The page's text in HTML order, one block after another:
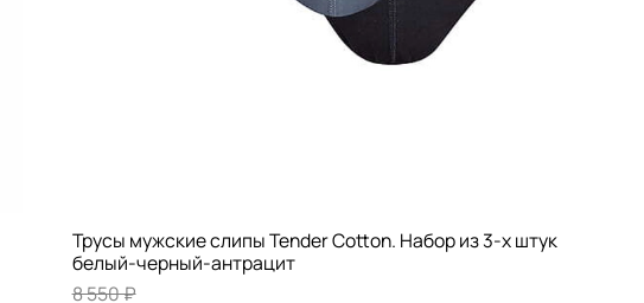
Трусы мужские слипы Tender Cotton. Набор из 3-х штук
белый-черный-антрацит
8 550 ₽